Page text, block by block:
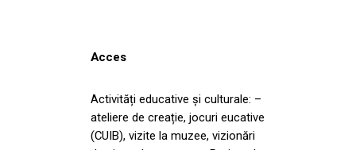
Acces
Activități educative și culturale: –
ateliere de creație, jocuri eucative
(CUIB), vizite la muzee, vizionări